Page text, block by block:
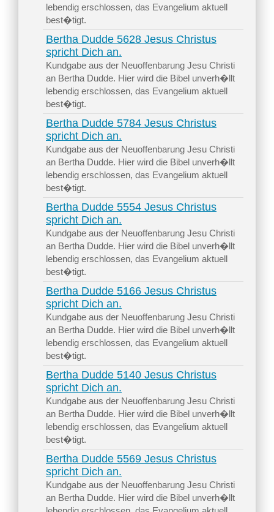
lebendig erschlossen, das Evangelium aktuell
best�tigt.
Bertha Dudde 5628 Jesus Christus
spricht Dich an.
Kundgabe aus der Neuoffenbarung Jesu Christi
an Bertha Dudde. Hier wird die Bibel unverh�llt
lebendig erschlossen, das Evangelium aktuell
best�tigt.
Bertha Dudde 5784 Jesus Christus
spricht Dich an.
Kundgabe aus der Neuoffenbarung Jesu Christi
an Bertha Dudde. Hier wird die Bibel unverh�llt
lebendig erschlossen, das Evangelium aktuell
best�tigt.
Bertha Dudde 5554 Jesus Christus
spricht Dich an.
Kundgabe aus der Neuoffenbarung Jesu Christi
an Bertha Dudde. Hier wird die Bibel unverh�llt
lebendig erschlossen, das Evangelium aktuell
best�tigt.
Bertha Dudde 5166 Jesus Christus
spricht Dich an.
Kundgabe aus der Neuoffenbarung Jesu Christi
an Bertha Dudde. Hier wird die Bibel unverh�llt
lebendig erschlossen, das Evangelium aktuell
best�tigt.
Bertha Dudde 5140 Jesus Christus
spricht Dich an.
Kundgabe aus der Neuoffenbarung Jesu Christi
an Bertha Dudde. Hier wird die Bibel unverh�llt
lebendig erschlossen, das Evangelium aktuell
best�tigt.
Bertha Dudde 5569 Jesus Christus
spricht Dich an.
Kundgabe aus der Neuoffenbarung Jesu Christi
an Bertha Dudde. Hier wird die Bibel unverh�llt